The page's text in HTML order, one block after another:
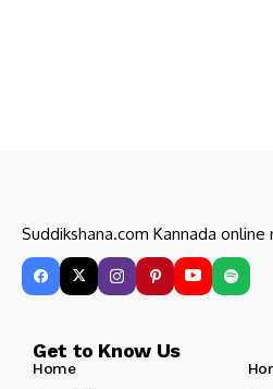
Suddikshana.com Kannada online
Get to Know Us
Home